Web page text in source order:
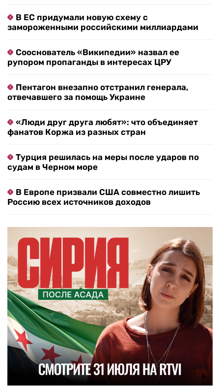
В ЕС придумали новую схему с
замороженными российскими миллиардами
Сооснователь «Википедии» назвал ее
рупором пропаганды в интересах ЦРУ
Пентагон внезапно отстранил генерала,
отвечавшего за помощь Украине
«Люди друг друга любят»: что объединяет
фанатов Коржа из разных стран
Турция решилась на меры после ударов по
судам в Черном море
В Европе призвали США совместно лишить
Россию всех источников доходов